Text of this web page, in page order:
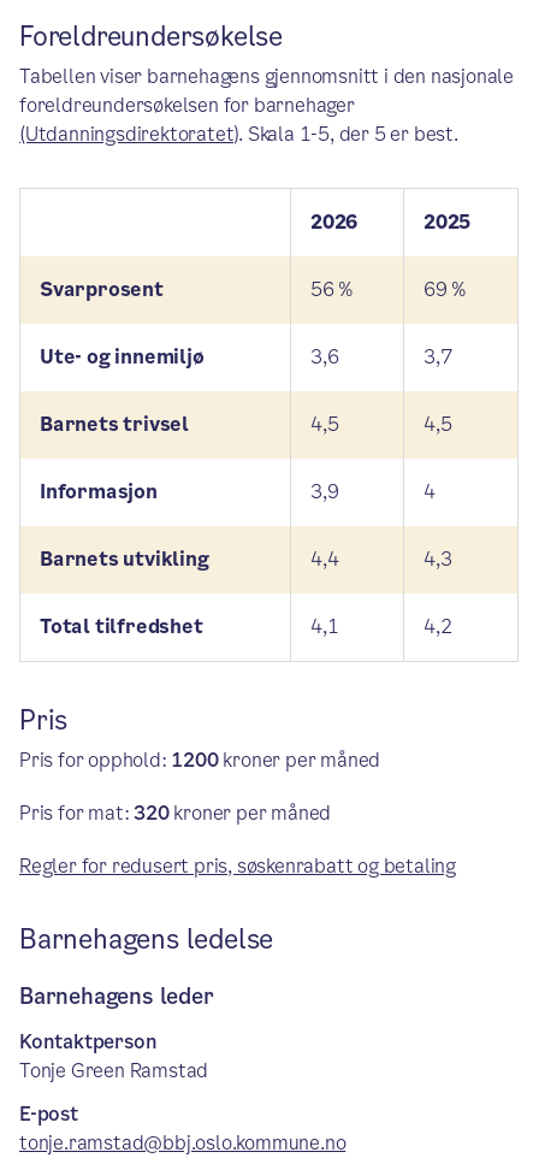
Foreldreundersøkelse
Tabellen viser barnehagens gjennomsnitt i den nasjonale
foreldreundersøkelsen for barnehager
(Utdanningsdirektoratet). Skala 1-5, der 5 er best.
2026 2025
Svarprosent 56 % 69 %
Ute- og innemiljø 3,6 3,7
Barnets trivsel 4,5 4,5
Informasjon 3,9 4
Barnets utvikling 4,4 4,3
Total tilfredshet 4,1 4,2
Pris
Pris for opphold: 1200kroner per måned
Pris for mat:320kroner per måned
Regler for redusert pris, søskenrabatt og betaling
Barnehagens ledelse
Barnehagens leder
Kontaktperson
Tonje Green Ramstad
E-post
tonje.ramstad@bbj.oslo.kommune.no